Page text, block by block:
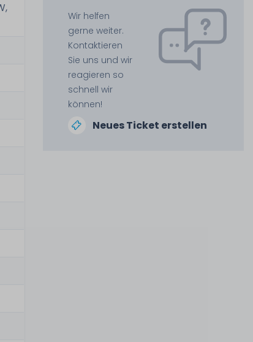
Wir helfen
gerne weiter.
Kontaktieren
Sie uns und wir
reagieren so
schnell wir
können!
Neues Ticket erstellen